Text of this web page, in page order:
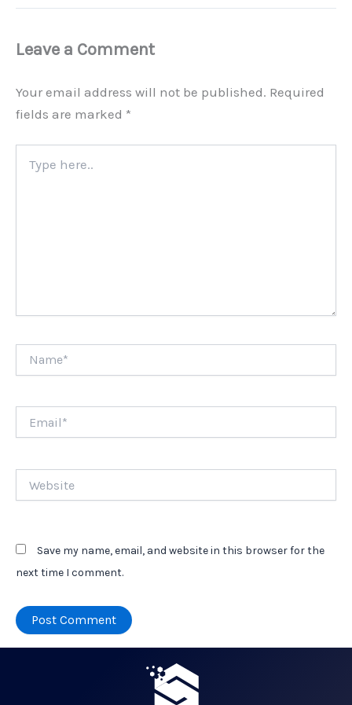
Leave a Comment
Your email address will not be published. Required
fields are marked *
here..
Save my name, email, and website in this browser for the
next time I comment.